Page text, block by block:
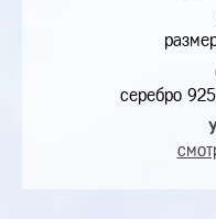
серебро